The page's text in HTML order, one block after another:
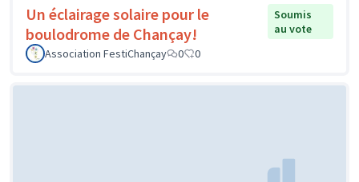
Un éclairage solaire pour le
boulodrome de Chançay!
Soumis
au vote
Association FestiChançay
0 0